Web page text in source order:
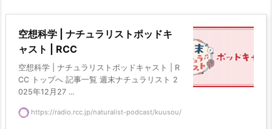
空想科学 | ナチュラリストポッドキ
ャスト | RCC
空想科学 | ナチュラリストポッドキャスト | R
CC トップへ 記事一覧 週末ナチュラリスト 2
025年12月27 ...
https://radio.rcc.jp/naturalist-podcast/kuusou/